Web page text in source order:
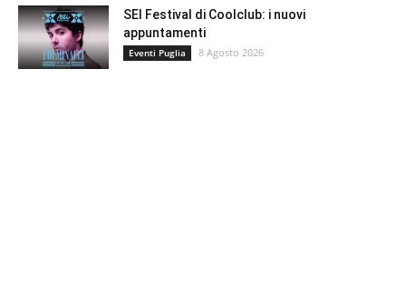
SEI Festival di Coolclub: i nuovi
appuntamenti
Eventi Puglia 8 Agosto 2026